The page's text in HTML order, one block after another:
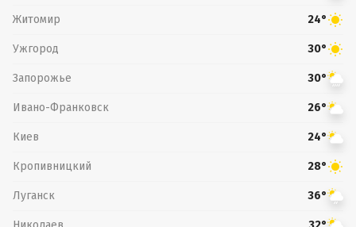
Житомир 24°
Ужгород 30°
Запорожье 30°
Ивано-Франковск 26°
Киев 24°
Кропивницкий 28°
Луганск 36°